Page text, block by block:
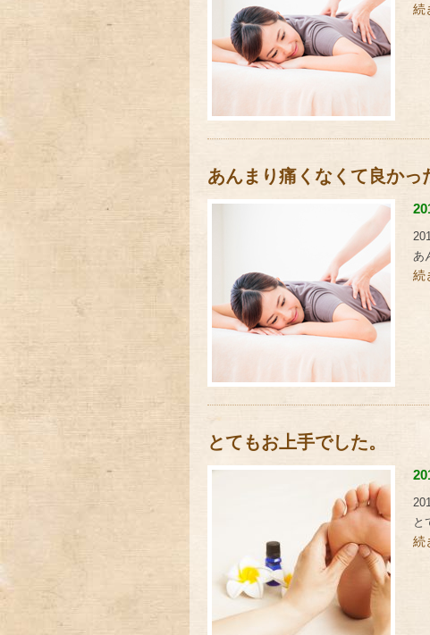
続
あんまり痛くなくて良かっ
あ
続
とてもお上手でした。
と
続